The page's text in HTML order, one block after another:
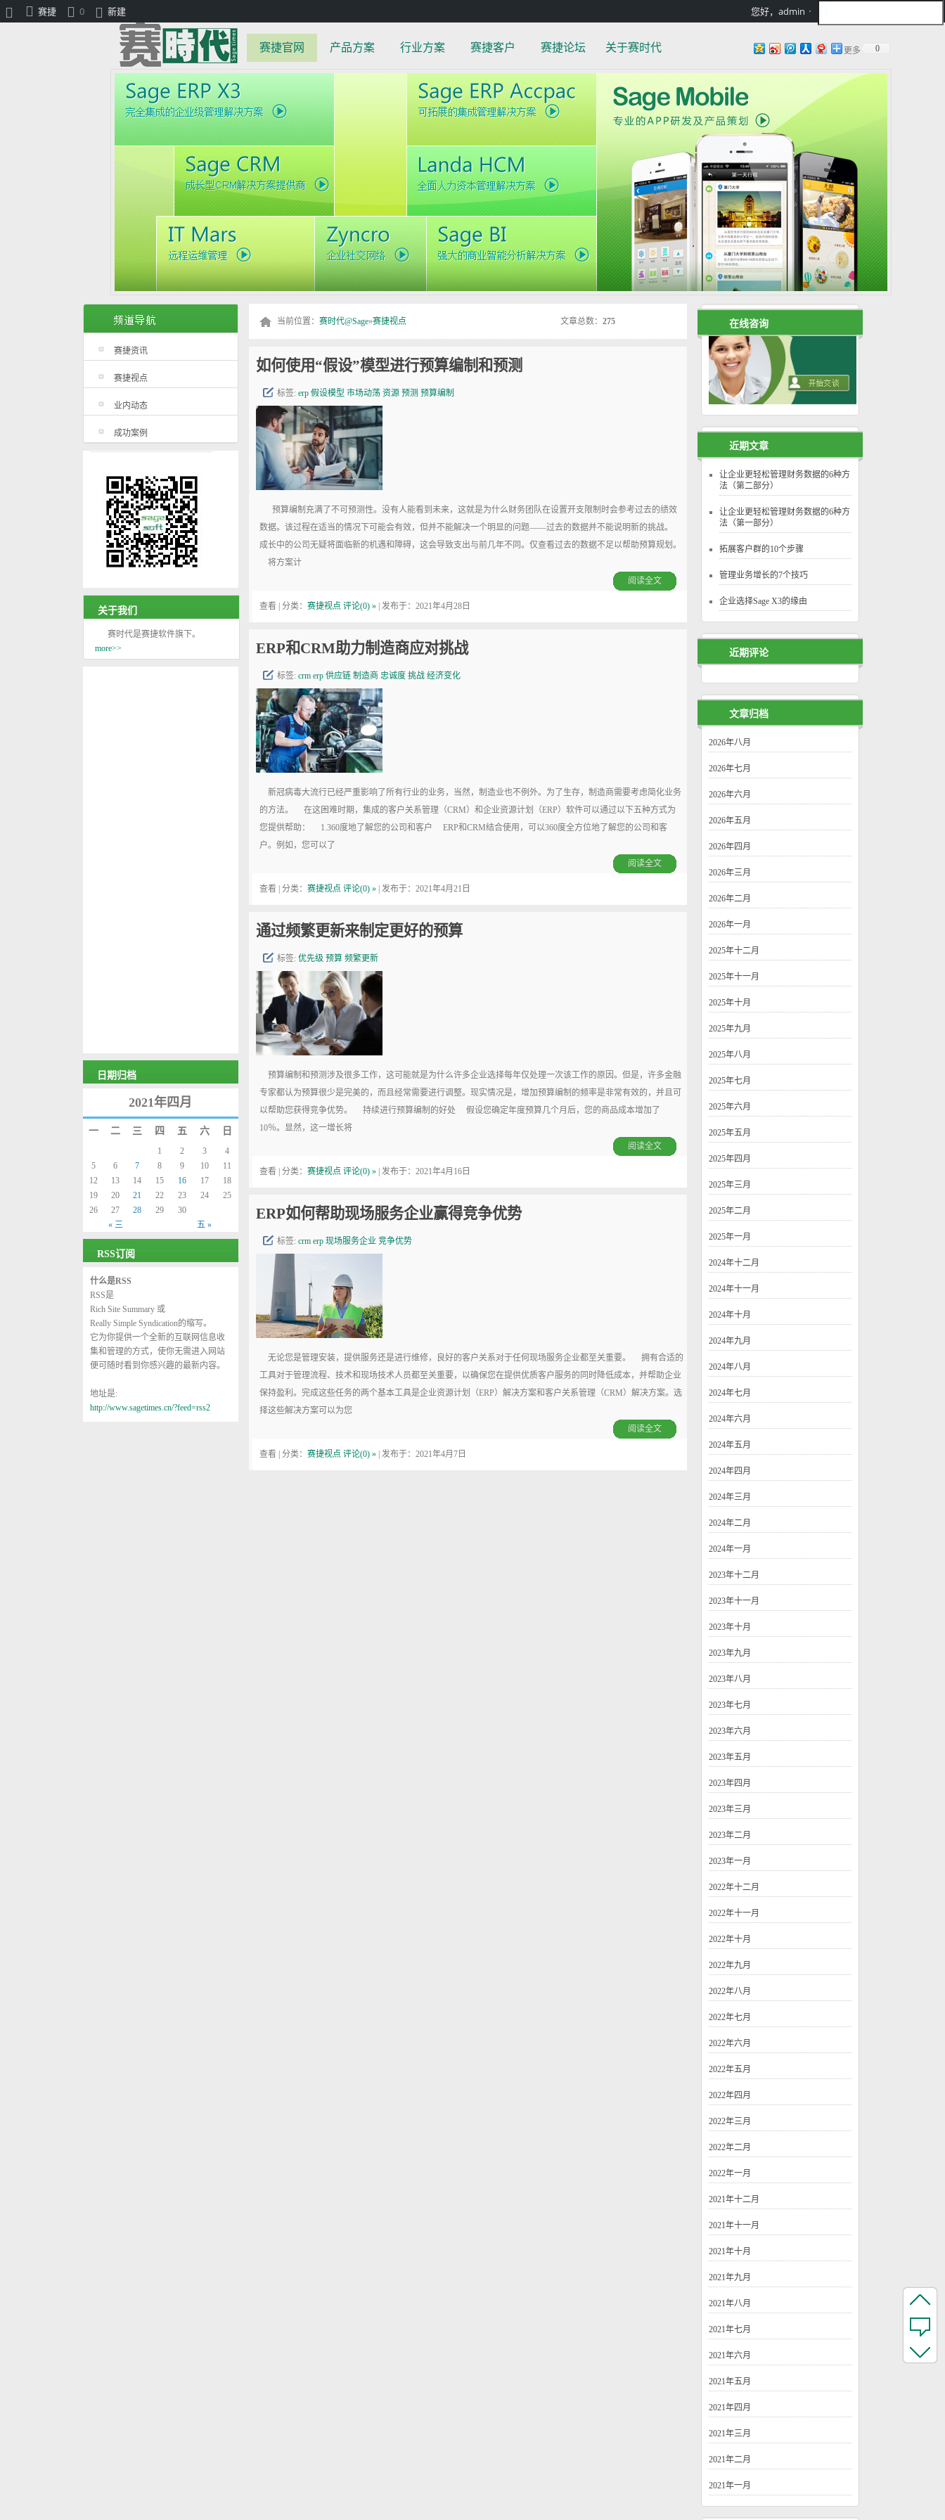
赛捷官网 产品方案 行业方案 赛捷客户 赛捷论坛 关于赛时代 更多 0
赛捷资讯
赛捷视点
业内动态
成功案例
关于我们
赛时代是赛捷软件旗下。
more>>
日期归档
2021年四月
一 二 三 四 五 六 日
« 三 五 »
1 2 3
4
5
6 7 8 9 10
11
12
13 14 15 16 17
18
19
20 21 22 23 24
25
26
27 28 29 30
RSS订阅
什么是RSS
RSS是
Rich Site Summary或
Really Simple Syndication的缩写。
它为你提供一个全新的互联网信息收
集和管理的方式，使你无需进入网站
便可随时看到你感兴趣的最新内容。
地址是:
http://www.sagetimes.cn/?feed=rss2
当前位置： 赛时代@Sage»赛捷视点 文章总数： 275
如何使用“假设”模型进行预算编制和预测
标签: erp 假设模型 市场动荡 资源 预测 预算编制
预算编制充满了不可预测性。没有人能看到未来，这就是为什么财务团队在设置开支限制时会参考过去的绩效
数据。该过程在适当的情况下可能会有效，但并不能解决一个明显的问题——过去的数据并不能说明新的挑战。
成长中的公司无疑将面临新的机遇和障碍，这会导致支出与前几年不同。仅查看过去的数据不足以帮助预算规划。
将方案计
阅读全文
查看 | 分类： 赛捷视点 评论(0) »| 发布于：2021年4月28日
ERP和CRM助力制造商应对挑战
标签: crm erp 供应链 制造商 忠诚度 挑战 经济变化
新冠病毒大流行已经严重影响了所有行业的业务，当然，制造业也不例外。为了生存，制造商需要考虑简化业务
的方法。 在这困难时期，集成的客户关系管理（CRM）和企业资源计划（ERP）软件可以通过以下五种方式为
您提供帮助： 1.360度地了解您的公司和客户 ERP和CRM结合使用，可以360度全方位地了解您的公司和客
户。例如，您可以了
阅读全文
查看 | 分类： 赛捷视点 评论(0) »| 发布于：2021年4月21日
通过频繁更新来制定更好的预算
标签: 优先级 预算 频繁更新
预算编制和预测涉及很多工作，这可能就是为什么许多企业选择每年仅处理一次该工作的原因。但是，许多金融
专家都认为预算很少是完美的，而且经常需要进行调整。现实情况是，增加预算编制的频率是非常有效的，并且可
以帮助您获得竞争优势。 持续进行预算编制的好处 假设您确定年度预算几个月后，您的商品成本增加了
10％。显然，这一增长将
阅读全文
查看 | 分类： 赛捷视点 评论(0) »| 发布于：2021年4月16日
ERP如何帮助现场服务企业赢得竞争优势
标签: crm erp 现场服务企业 竞争优势
无论您是管理安装，提供服务还是进行维修，良好的客户关系对于任何现场服务企业都至关重要。 拥有合适的
工具对于管理流程、技术和现场技术人员都至关重要，以确保您在提供优质客户服务的同时降低成本，并帮助企业
保持盈利。完成这些任务的两个基本工具是企业资源计划（ERP）解决方案和客户关系管理（CRM）解决方案。选
择这些解决方案可以为您
阅读全文
查看 | 分类： 赛捷视点 评论(0) »| 发布于：2021年4月7日
在线咨询
近期文章
让企业更轻松管理财务数据的6种方
法（第二部分）
让企业更轻松管理财务数据的6种方
法（第一部分）
拓展客户群的10个步骤
管理业务增长的7个技巧
企业选择Sage X3的缘由
近期评论
文章归档
2026年八月
2026年七月
2026年六月
2026年五月
2026年四月
2026年三月
2026年二月
2026年一月
2025年十二月
2025年十一月
2025年十月
2025年九月
2025年八月
2025年七月
2025年六月
2025年五月
2025年四月
2025年三月
2025年二月
2025年一月
2024年十二月
2024年十一月
2024年十月
2024年九月
2024年八月
2024年七月
2024年六月
2024年五月
2024年四月
2024年三月
2024年二月
2024年一月
2023年十二月
2023年十一月
2023年十月
2023年九月
2023年八月
2023年七月
2023年六月
2023年五月
2023年四月
2023年三月
2023年二月
2023年一月
2022年十二月
2022年十一月
2022年十月
2022年九月
2022年八月
2022年七月
2022年六月
2022年五月
2022年四月
2022年三月
2022年二月
2022年一月
2021年十二月
2021年十一月
2021年十月
2021年九月
2021年八月
2021年七月
2021年六月
2021年五月
2021年四月
2021年三月
2021年二月
2021年一月
赛捷 0 新建 您好，admin